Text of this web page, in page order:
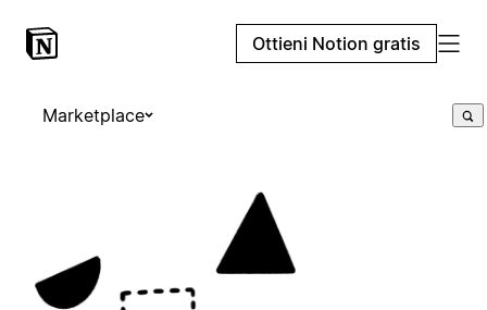
Ottieni Notion gratis
Marketplace